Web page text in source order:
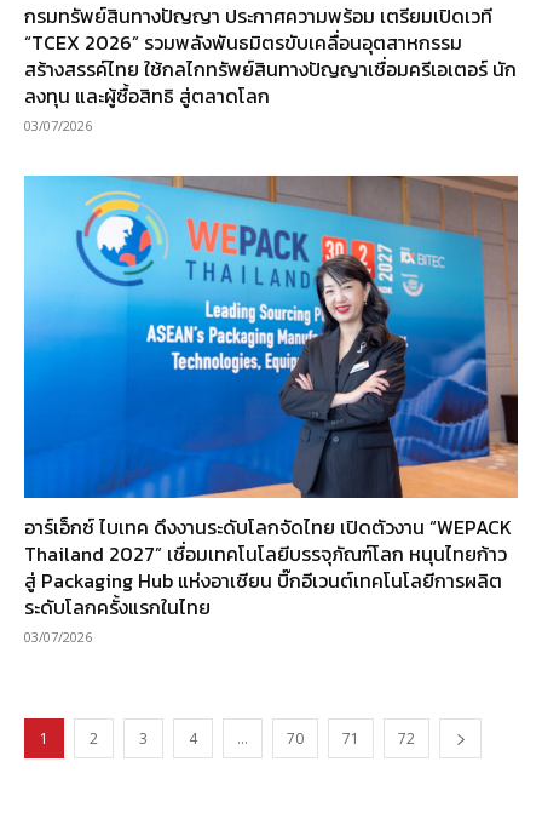
กรมทรัพย์สินทางปัญญา ประกาศความพร้อม เตรียมเปิดเวที
“TCEX 2026” รวมพลังพันธมิตรขับเคลื่อนอุตสาหกรรม
สร้างสรรค์ไทย ใช้กลไกทรัพย์สินทางปัญญาเชื่อมครีเอเตอร์ นัก
ลงทุน และผู้ซื้อสิทธิ สู่ตลาดโลก
03/07/2026
อาร์เอ็กซ์ ไบเทค ดึงงานระดับโลกจัดไทย เปิดตัวงาน “WEPACK
Thailand 2027” เชื่อมเทคโนโลยีบรรจุภัณฑ์โลก หนุนไทยก้าว
สู่ Packaging Hub แห่งอาเซียน บิ๊กอีเวนต์เทคโนโลยีการผลิต
ระดับโลกครั้งแรกในไทย
03/07/2026
1 2 3 4 … 70 71 72